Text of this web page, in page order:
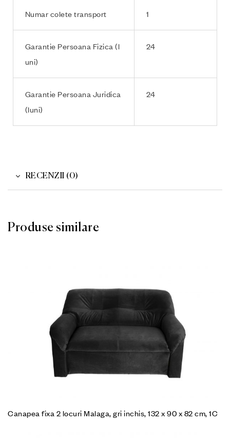
Numar colete transport 1
Garantie Persoana Fizica (l
uni)
24
Garantie Persoana Juridica
(luni)
24
RECENZII (0)
Produse similare
Canapea fixa 2 locuri Malaga, gri inchis, 132 x 90 x 82 cm, 1C